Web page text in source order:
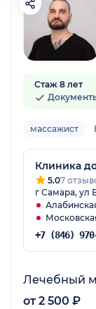
Стаж 8 лет
массажист
Клиника
5.07
г Самара, ул
Лечебный
от 2 500 ₽